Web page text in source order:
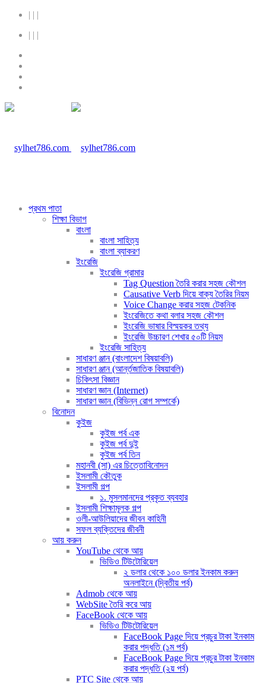
| | |
| | |
প্রথম পাতা
শিক্ষা বিভাগ
বাংলা
বাংলা সাহিত্য
বাংলা ব্যাকরণ
ইংরেজি
ইংরেজি গ্রামার
Tag Question তৈরি করার সহজ কৌশল
Causative Verb দিয়ে বাক্য তৈরির নিয়ম
Voice Change করার সহজ টেকনিক
ইংরেজিতে কথা বলার সহজ কৌশল
ইংরেজি ভাষার বিস্ময়কর তথ্য
ইংরেজি উচ্চারণ শেখার ৫০টি নিয়ম
ইংরেজি সাহিত্য
সাধারণ ঞ্জান (বাংলাদেশ বিষয়াবলি)
সাধারণ ঞ্জান (আর্ন্তজাতিক বিষয়াবলি)
চিকিৎসা বিজ্ঞান
সাধারণ জ্ঞান (Internet)
সাধারণ জ্ঞান (বিভিন্ন রোগ সম্পর্কে)
বিনোদন
কুইজ
কুইজ পর্ব এক
কুইজ পর্ব দুই
কুইজ পর্ব তিন
মহানবী (সা) এর চিত্তোবিনোদন
ইসলামী কৌতুক
ইসলামী গল্প
১. মুসলমানদের প্রকৃত ব্যবহার
ইসলামী শিক্ষামূলক গল্প
ওলী-আউলিয়াদের জীবন কাহিনী
সফল ব্যক্তিদের জীবনী
আয় করুন
YouTube থেকে আয়
ভিডিও টিউটোরিয়েল
২ ডলার থেকে ১০০ ডলার ইনকাম করুন
অনলাইনে (দ্বিতীয় পর্ব)
Admob থেকে আয়
WebSite তৈরি করে আয়
FaceBook থেকে আয়
ভিডিও টিউটোরিয়েল
FaceBook Page দিয়ে প্রচুর টাকা ইনকাম
করার পদ্ধতি (১ম পর্ব)
FaceBook Page দিয়ে প্রচুর টাকা ইনকাম
করার পদ্ধতি (২য় পর্ব)
PTC Site থেকে আয়